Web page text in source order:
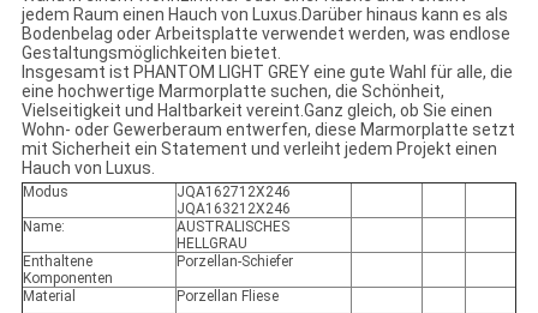
jedem Raum einen Hauch von Luxus.Darüber hinaus kann es als
Bodenbelag oder Arbeitsplatte verwendet werden, was endlose
Gestaltungsmöglichkeiten bietet.
Insgesamt ist PHANTOM LIGHT GREY eine gute Wahl für alle, die
eine hochwertige Marmorplatte suchen, die Schönheit,
Vielseitigkeit und Haltbarkeit vereint.Ganz gleich, ob Sie einen
Wohn- oder Gewerberaum entwerfen, diese Marmorplatte setzt
mit Sicherheit ein Statement und verleiht jedem Projekt einen
Hauch von Luxus.
Modus
JQA162712X246
JQA163212X246
Name:
AUSTRALISCHES
HELLGRAU
Enthaltene
Komponenten
Porzellan-Schiefer
Material
Porzellan Fliese